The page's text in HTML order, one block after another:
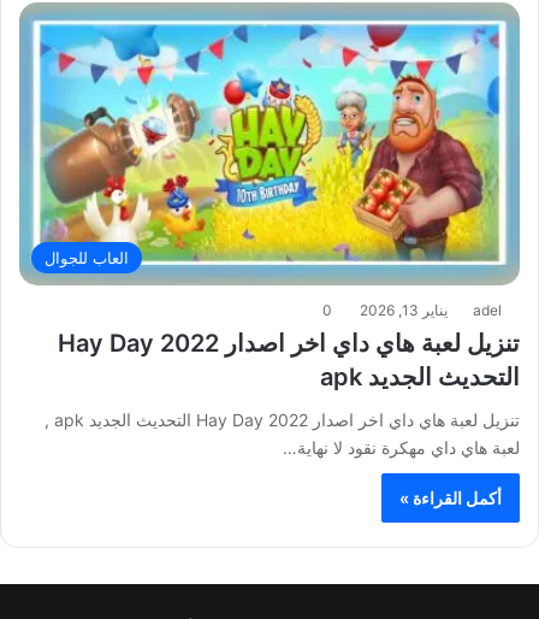
العاب للجوال
adel يناير 13, 2026 0
تنزيل لعبة هاي داي اخر اصدار 2022 Hay Day
التحديث الجديد apk
تنزيل لعبة هاي داي اخر اصدار 2022 Hay Day التحديث الجديد apk ,
لعبة هاي داي مهكرة نقود لا نهاية…
أكمل القراءة »